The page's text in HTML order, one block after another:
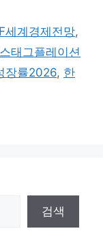
세계경제전망,
스태그플레이션
장률2026, 한
검색